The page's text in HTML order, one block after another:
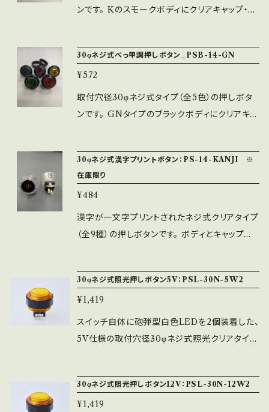
しっかりと固定することができます。 ※ネジリン
ンです。 Kのスモークボディにクリアキャップ・中
PS-14-K-HOROで好評をいただきました、0.1
3Nのスプリングを組み込んであります（重いと
感じる方は取り外しが可能です）。 ※べっ甲調シ
ールは貼り付けておりませんので、お客様の好き
30φネジ式べっ甲調押しボタン_PSB-14-GN
¥572
取付穴径30φネジ式タイプ（全5色）の押しボタ
ンです。 GNタイプのブラックボディにクリアキャ
り付けておりませんので、お客様の好きな向きで
貼り付けてください。 ※使用スイッチ：MM9-4-
AU ※ネジ式ですので取付には手間がかかりま
すが、しっかりと固定する事ができます。 ※ネジ
リング（黒）が付属します。
30φネジ式漢字プリントボタン：PS-14-KANJI ※
在庫限り
¥484
漢字が一文字プリントされたネジ式クリアタイプ
（全9種）の押しボタンです。 ボディとキャップは
す。 ※使用スイッチ：MM9-4-AU ※ネジ式です
ので取付には手間がかかりますが、しっかりと固
定する事ができます。 ※ネジリング（黒）が付属
します。
30φネジ式照光押しボタン5V：PSL-30N-5W2
¥1,419
スイッチ自体に砲弾型白色LEDを2個装着した、
5V仕様の取付穴径30φネジ式照光クリアタイプ
ァストン端子で取付ける事ができません。 ※照
光させるには配線を組む必要がある為、電気（配
30φネジ式照光押しボタン12V：PSL-30N-12W2
¥1,419